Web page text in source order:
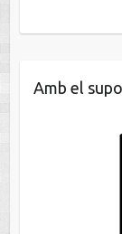
Amb el